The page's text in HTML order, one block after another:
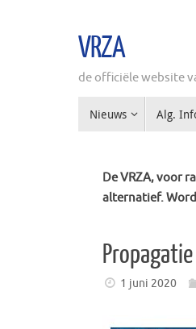
VRZA
de officiële website
naarNieuws Alg.
De VRZA, voor
alternatief.
1 juni 2020